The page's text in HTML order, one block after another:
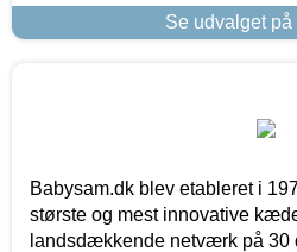
Se udvalget på
Babysam.dk blev etableret i
største og mest innovative
landsdækkende netværk på 30